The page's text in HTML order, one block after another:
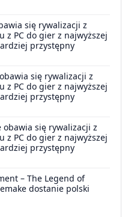
się rywalizacji z
z PC do gier z najwyższej
przystępny
się rywalizacji z
z PC do gier z najwyższej
przystępny
obawia się rywalizacji z
z PC do gier z najwyższej
przystępny
– The Legend of
dostanie polski